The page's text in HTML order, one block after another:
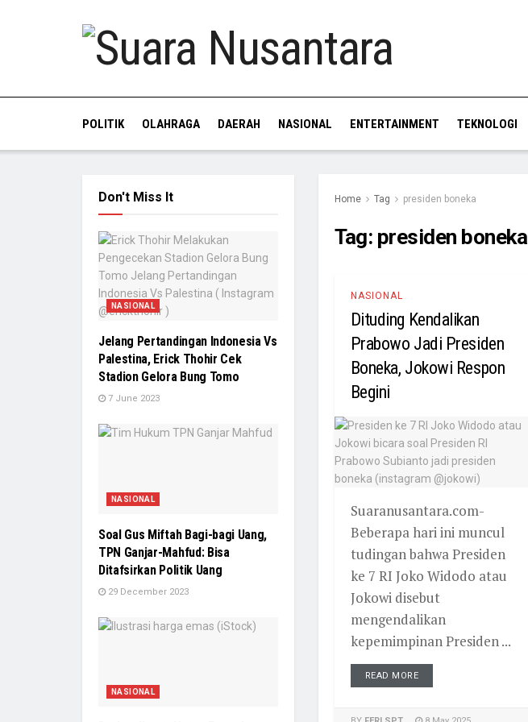
POLITIK OLAHRAGA DAERAH NASIONAL ENTERTAINMENT TEKNOLOGI
Home Tag presiden boneka
Tag: presiden boneka
NASIONAL
Dituding Kendalikan
Prabowo Jadi Presiden
Boneka, Jokowi Respon
Begini
Suaranusantara.com-
Beberapa hari ini muncul
tudingan bahwa Presiden
ke 7 RI Joko Widodo atau
Jokowi disebut
mengendalikan
kepemimpinan Presiden ...
READ MORE
Don't Miss It
NASIONAL
Jelang Pertandingan Indonesia Vs
Palestina, Erick Thohir Cek
Stadion Gelora Bung Tomo
7 June 2023
NASIONAL
Soal Gus Miftah Bagi-bagi Uang,
TPN Ganjar-Mahfud: Bisa
Ditafsirkan Politik Uang
29 December 2023
NASIONAL